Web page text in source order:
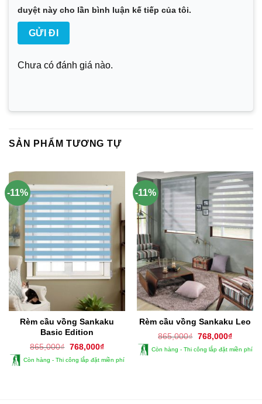
duyệt này cho lần bình luận kế tiếp của tôi.
Chưa có đánh giá nào.
SẢN PHẨM TƯƠNG TỰ
-11%
Rèm cầu vồng Sankaku
Basic Edition
865,000₫ Giá
là:
768,000₫Giá
tại
Còn hàng - Thi công lắp đặt miền phí
-11%
Rèm cầu vồng Sankaku Leo
865,000₫ Giá
là:
768,000₫Giá
tại
Còn hàng - Thi công lắp đặt miền phí